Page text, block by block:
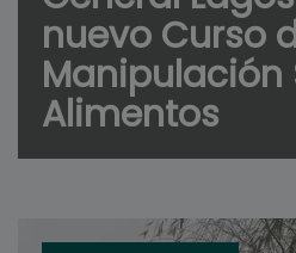
nuevo Curso
Manipulación
Alimentos